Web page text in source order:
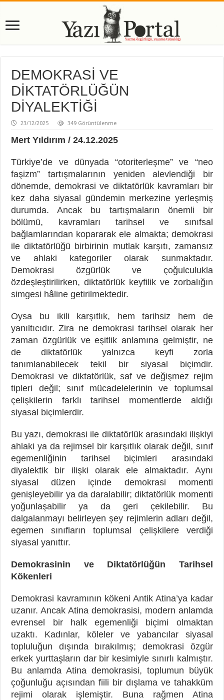
DEMOKRASİ VE
DİKTATÖRLÜĞÜN
DİYALEKTİĞİ
23/12/2025 349 Görüntülenme
Mert Yıldırım / 24.12.2025
Türkiye’de ve dünyada “otoriterleşme” ve “neo
faşizm” tartışmalarının yeniden alevlendiği bir
dönemde, demokrasi ve diktatörlük kavramları bir
kez daha siyasal gündemin merkezine yerleşmiş
durumda. Ancak bu tartışmaların önemli bir
bölümü, kavramları tarihsel ve sınıfsal
bağlamlarından kopararak ele almakta; demokrasi
ile diktatörlüğü birbirinin mutlak karşıtı, zamansız
ve ahlaki kategoriler olarak sunmaktadır.
Demokrasi özgürlük ve çoğulculukla
özdeşleştirilirken, diktatörlük keyfilik ve zorbalığın
simgesi hâline getirilmektedir.
Oysa bu ikili karşıtlık, hem tarihsiz hem de
yanıltıcıdır. Zira ne demokrasi tarihsel olarak her
zaman özgürlük ve eşitlik anlamına gelmiştir, ne
de diktatörlük yalnızca keyfi zorla
tanımlanabilecek tekil bir siyasal biçimdir.
Demokrasi ve diktatörlük, saf ve değişmez rejim
tipleri değil; sınıf mücadelelerinin ve toplumsal
çelişkilerin farklı tarihsel momentlerde aldığı
siyasal biçimlerdir.
Bu yazı, demokrasi ile diktatörlük arasındaki ilişkiyi
ahlaki ya da rejimsel bir karşıtlık olarak değil, sınıf
egemenliğinin tarihsel biçimleri arasındaki
diyalektik bir ilişki olarak ele almaktadır. Aynı
siyasal düzen içinde demokrasi momenti
genişleyebilir ya da daralabilir; diktatörlük momenti
yoğunlaşabilir ya da geri çekilebilir. Bu
dalgalanmayı belirleyen şey rejimlerin adları değil,
egemen sınıfların toplumsal çelişkilere verdiği
siyasal yanıttır.
Demokrasinin ve Diktatörlüğün Tarihsel
Kökenleri
Demokrasi kavramının kökeni Antik Atina’ya kadar
uzanır. Ancak Atina demokrasisi, modern anlamda
evrensel bir halk egemenliği biçimi olmaktan
uzaktı. Kadınlar, köleler ve yabancılar siyasal
topluluğun dışında bırakılmış; demokrasi özgür
erkek yurttaşların dar bir kesimiyle sınırlı kalmıştır.
Bu anlamda Atina demokrasisi, toplumun büyük
çoğunluğu açısından fiili bir dışlama ve tahakküm
rejimi olarak işlemiştir. Buna rağmen Atina